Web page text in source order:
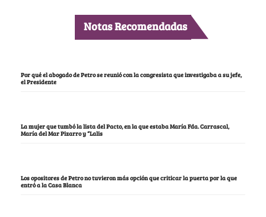
Notas Recomendadas
Por qué el abogado de Petro se reunió con la congresista que investigaba a su jefe,
el Presidente
La mujer que tumbó la lista del Pacto, en la que estaba María Fda. Carrascal,
María del Mar Pizarro y “Lalis
Los opositores de Petro no tuvieron más opción que criticar la puerta por la que
entró a la Casa Blanca